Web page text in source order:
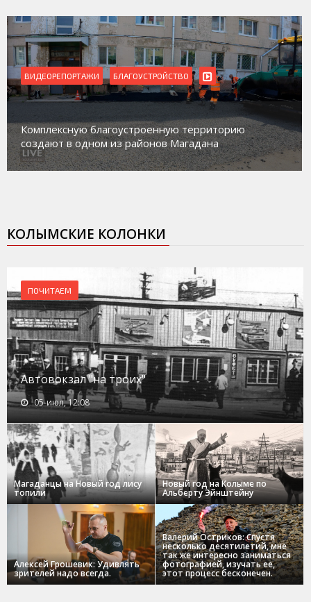
ВИДЕОРЕПОРТАЖИ БЛАГОУСТРОЙСТВО
Комплексную благоустроенную территорию
создают в одном из районов Магадана
КОЛЫМСКИЕ КОЛОНКИ
ПОЧИТАЕМ
Автовокзал "на троих"
05-июл, 12:08
Магаданцы на Новый год лису
топили
Новый год на Колыме по
Альберту Эйнштейну
Алексей Грошевик: Удивлять
зрителей надо всегда.
Валерий Остриков: Спустя
несколько десятилетий, мне
так же интересно заниматься
фотографией, изучать ее,
этот процесс бесконечен.